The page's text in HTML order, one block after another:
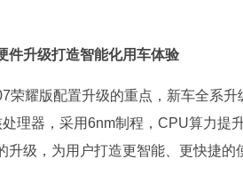
件升级打造智能化用车体验
荣耀版配置升级的重点，新车全系
理器，采用6nm制程，CPU算力提
升级，为用户打造更智能、更快捷的